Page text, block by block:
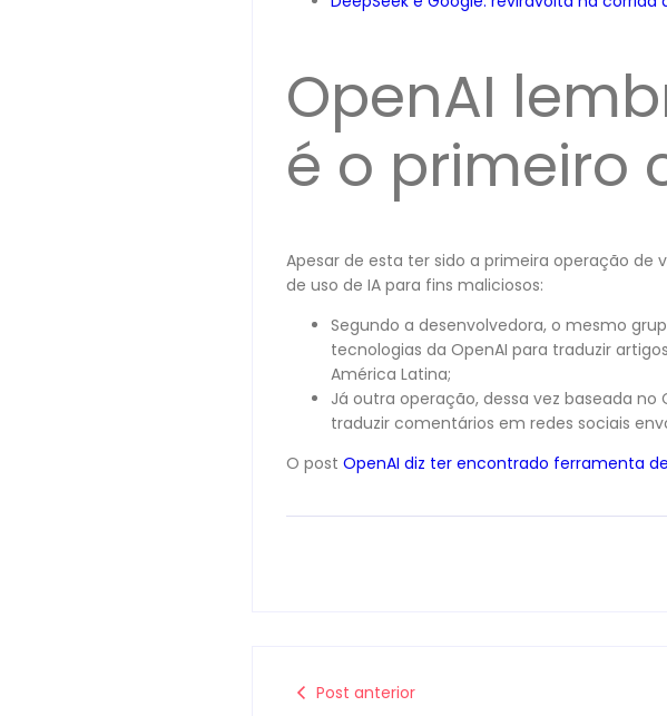
OpenAI
é o primeiro
Apesar de esta ter sido a primeira operação
de uso de IA para fins maliciosos:
Segundo a desenvolvedora, o mesmo
tecnologias da OpenAI para traduzir
América Latina;
Já outra operação, dessa vez baseada
traduzir comentários em redes sociais
O post OpenAI diz ter encontrado ferramenta
Post anterior